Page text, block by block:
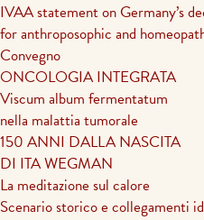
IVAA statement on Germany’s
for anthroposophic and
Convegno
ONCOLOGIA INTEGRATA
Viscum album fermentatum
nella malattia tumorale
150 ANNI DALLA NASCITA
DI ITA WEGMAN
La meditazione sul calore
Scenario storico e collegamenti